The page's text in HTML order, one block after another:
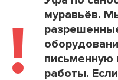
!
муравьёв.
письменную
работы.